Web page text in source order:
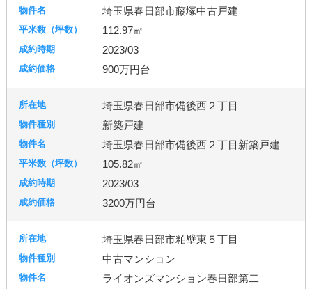
埼玉県春日部市藤塚中古戸建
112.97㎡
2023/03
900万円台
埼玉県春日部市備後西２丁目
新築戸建
埼玉県春日部市備後西２丁目新築戸建
105.82㎡
2023/03
3200万円台
埼玉県春日部市粕壁東５丁目
中古マンション
ライオンズマンション春日部第二